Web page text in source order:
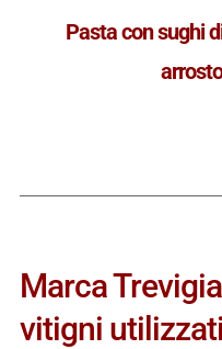
Pasta con sughi
Marca
vitigni utilizzati